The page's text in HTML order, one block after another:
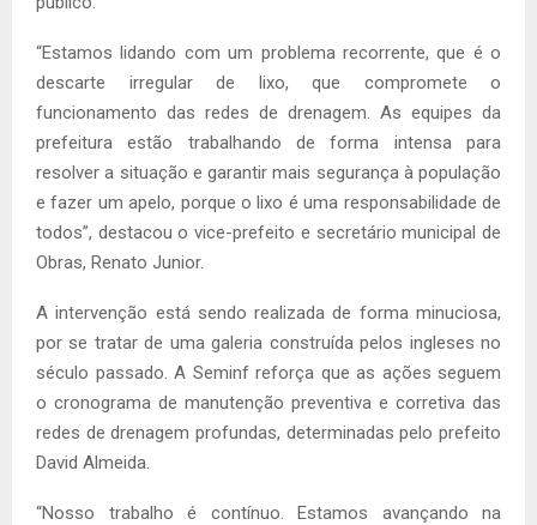
“Estamos lidando com um problema recorrente, que é o
descarte irregular de lixo, que compromete o
funcionamento das redes de drenagem. As equipes da
prefeitura estão trabalhando de forma intensa para
resolver a situação e garantir mais segurança à população
e fazer um apelo, porque o lixo é uma responsabilidade de
todos”, destacou o vice-prefeito e secretário municipal de
Obras, Renato Junior.
A intervenção está sendo realizada de forma minuciosa,
por se tratar de uma galeria construída pelos ingleses no
século passado. A Seminf reforça que as ações seguem
o cronograma de manutenção preventiva e corretiva das
redes de drenagem profundas, determinadas pelo prefeito
David Almeida.
“Nosso trabalho é contínuo. Estamos avançando na